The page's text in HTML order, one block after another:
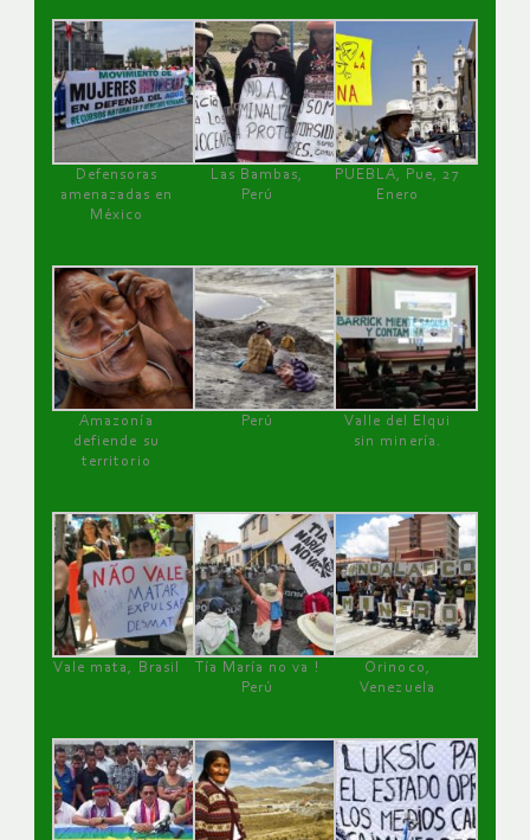
Defensoras
amenazadas en
México
Las Bambas,
Perú
PUEBLA, Pue, 27
Enero
Amazonía
defiende su
territorio
Perú
Valle del Elqui
sin minería.
Vale mata, Brasil
Tía María no va !
Perú
Orinoco,
Venezuela